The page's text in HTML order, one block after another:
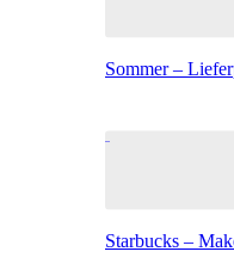
Sommer –
Starbucks –